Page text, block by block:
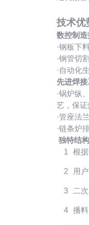
技术优
数控制
·钢板下
·钢管切
·自动化
先进焊
·锅炉纵
艺，保证
·管座法
·链条炉
独特结
根
用
二
播